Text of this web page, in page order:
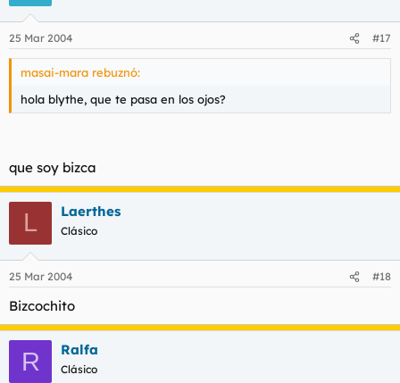
25 Mar 2004 #17
masai-mara rebuznó:
hola blythe, que te pasa en los ojos?
que soy bizca
L Laerthes
Clásico
25 Mar 2004 #18
Bizcochito
R Ralfa
Clásico